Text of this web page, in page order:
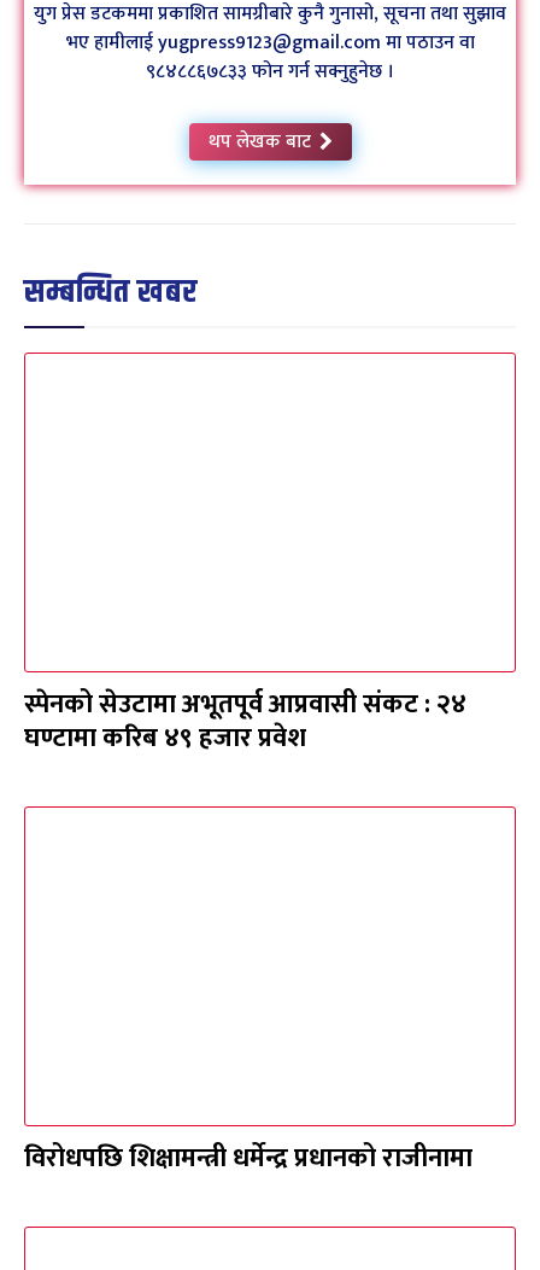
युग प्रेस डटकममा प्रकाशित सामग्रीबारे कुनै गुनासो, सूचना तथा सुझाव
भए हामीलाई yugpress9123@gmail.com मा पठाउन वा
९८४८८६७८३३ फोन गर्न सक्नुहुनेछ ।
थप लेखक बाट
सम्बन्धित खबर
स्पेनको सेउटामा अभूतपूर्व आप्रवासी संकट : २४
घण्टामा करिब ४९ हजार प्रवेश
विरोधपछि शिक्षामन्त्री धर्मेन्द्र प्रधानको राजीनामा